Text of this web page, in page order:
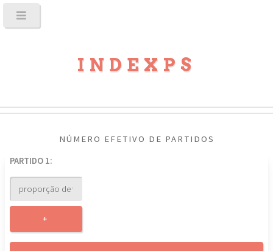
INDEXPS
NÚMERO EFETIVO DE PARTIDOS
PARTIDO 1:
+